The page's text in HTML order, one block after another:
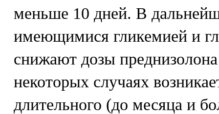
меньше 10 дней. В
имеющимися гликемией и
снижают дозы
некоторых случаях
длительного (до месяца и